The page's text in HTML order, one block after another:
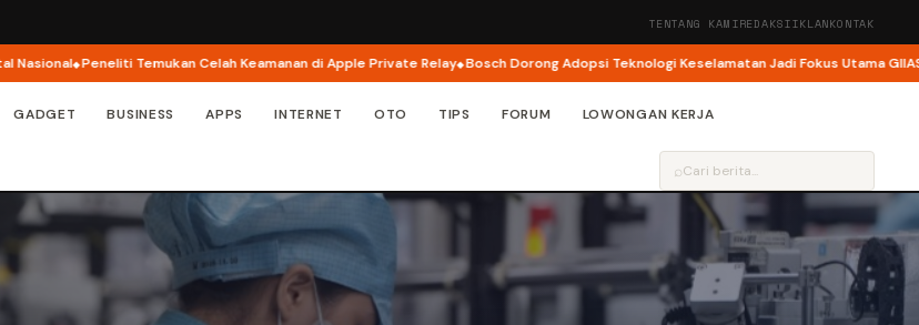
TENTANG KAMIREDAKSIIKLANKONTAK
Peneliti Temukan Celah Keamanan di Apple Private Relay Bosch Dorong Adopsi Teknologi Keselamatan Jadi Fokus Utama GIIAS 2026
GADGET BUSINESS APPS INTERNET OTO TIPS FORUM LOWONGAN KERJA
⌕